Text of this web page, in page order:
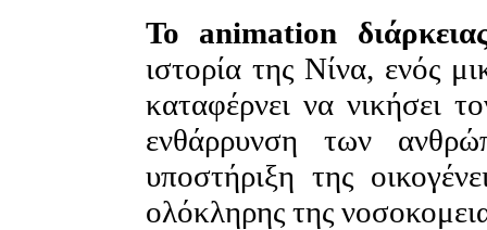
Το animation
ιστορία της Νίνα, ενός
καταφέρνει να νικήσει
ενθάρρυνση των
υποστήριξη της
ολόκληρης της